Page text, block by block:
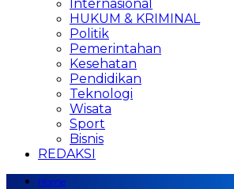
Internasional
HUKUM & KRIMINAL
Politik
Pemerintahan
Kesehatan
Pendidikan
Teknologi
Wisata
Sport
Bisnis
REDAKSI
Home